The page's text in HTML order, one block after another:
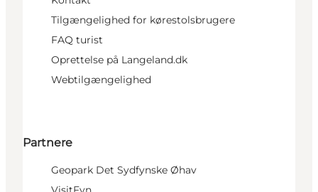
Tilgængelighed for kørestolsbrugere
FAQ turist
Oprettelse på Langeland.dk
Webtilgængelighed
Partnere
Geopark Det Sydfynske Øhav